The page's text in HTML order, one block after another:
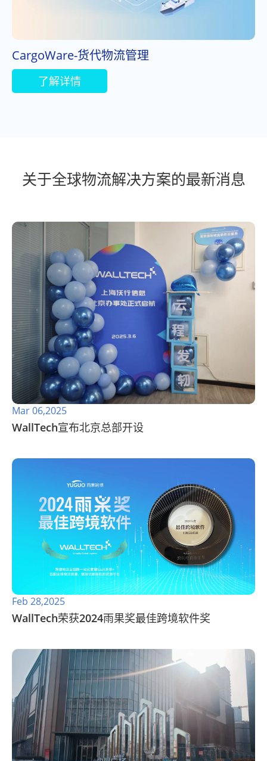
CargoWare-货代物流管理
了解详情
关于全球物流解决方案的最新消息
Mar 06,2025
WallTech宣布北京总部开设
Feb 28,2025
WallTech荣获2024雨果奖最佳跨境软件奖